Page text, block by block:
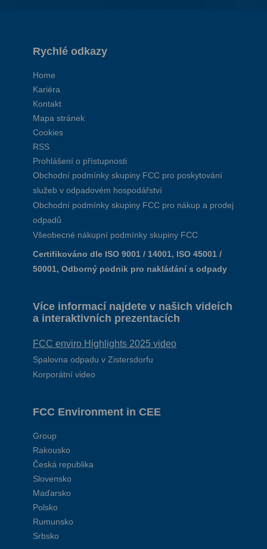
Rychlé odkazy
Home
Kariéra
Kontakt
Mapa stránek
Cookies
RSS
Prohlášení o přístupnosti
Obchodní podmínky skupiny FCC pro poskytování
služeb v odpadovém hospodářství
Obchodní podmínky skupiny FCC pro nákup a prodej
odpadů
Všeobecné nákupní podmínky skupiny FCC
Certifikováno dle ISO 9001 / 14001, ISO 45001 /
50001, Odborný podnik pro nakládání s odpady
Více informací najdete v našich videích
a interaktivních prezentacích
FCC enviro Highlights 2025 video
Spalovna odpadu v Zistersdorfu
Korporátní video
FCC Environment in CEE
Group
Rakousko
Česká republika
Slovensko
Maďarsko
Polsko
Rumunsko
Srbsko